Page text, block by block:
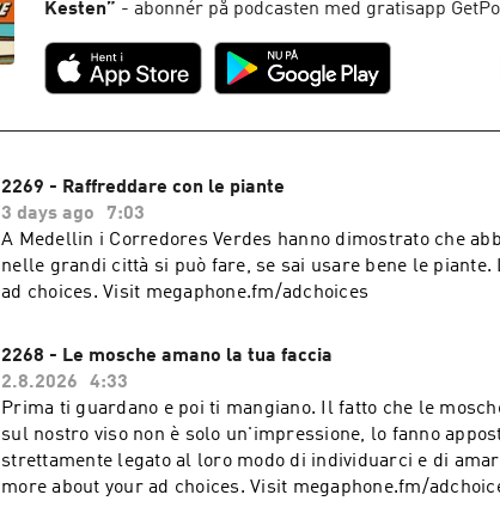
Kesten” - abonnér på podcasten med gratisapp
2269 - Raffreddare con le piante
3 days ago
7:03
A Medellin i Corredores Verdes hanno dimostrato che
nelle grandi città si può fare, se sai usare bene le piante. Learn more about your
ad choices. Visit megaphone.fm/adchoices
2268 - Le mosche amano la tua faccia
2.8.2026
4:33
Prima ti guardano e poi ti mangiano. Il fatto che le
sul nostro viso non è solo un'impressione, lo fanno
strettamente legato al loro modo di individuarci e di amarci, a
more about your ad choices. Visit megaphone.fm/